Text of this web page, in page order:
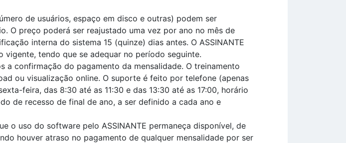
de usuários, espaço em disco e outras) podem ser
O preço poderá ser reajustado uma vez por ano no mês de
interna do sistema 15 (quinze) dias antes. O ASSINANTE
tendo que se adequar no período seguinte.
a confirmação do pagamento da mensalidade. O treinamento
ou visualização online. O suporte é feito por telefone (apenas
feira, das 8:30 até as 11:30 e das 13:30 até as 17:00, horário
de recesso de final de ano, a ser definido a cada ano e
o uso do software pelo ASSINANTE permaneça disponível, de
houver atraso no pagamento de qualquer mensalidade por ser